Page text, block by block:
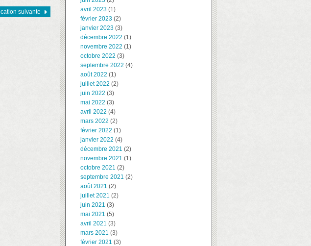
suivante
avril 2023 (1)
février 2023 (2)
janvier 2023 (3)
décembre 2022 (1)
novembre 2022 (1)
octobre 2022 (3)
septembre 2022 (4)
août 2022 (1)
juillet 2022 (2)
juin 2022 (3)
mai 2022 (3)
avril 2022 (4)
mars 2022 (2)
février 2022 (1)
janvier 2022 (4)
décembre 2021 (2)
novembre 2021 (1)
octobre 2021 (2)
septembre 2021 (2)
août 2021 (2)
juillet 2021 (2)
juin 2021 (3)
mai 2021 (5)
avril 2021 (3)
mars 2021 (3)
février 2021 (3)